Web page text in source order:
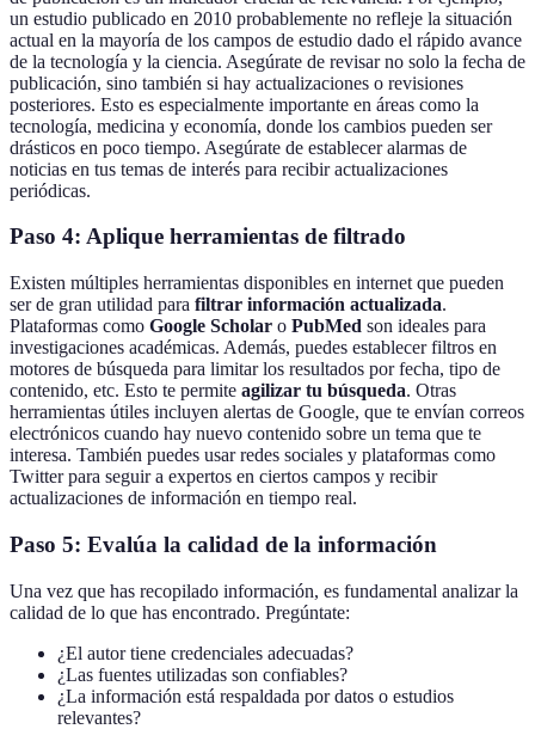
un estudio publicado en 2010 probablemente no refleje la situación
actual en la mayoría de los campos de estudio dado el rápido avance
de la tecnología y la ciencia. Asegúrate de revisar no solo la fecha de
publicación, sino también si hay actualizaciones o revisiones
posteriores. Esto es especialmente importante en áreas como la
tecnología, medicina y economía, donde los cambios pueden ser
drásticos en poco tiempo. Asegúrate de establecer alarmas de
noticias en tus temas de interés para recibir actualizaciones
periódicas.
Paso 4: Aplique herramientas de filtrado
Existen múltiples herramientas disponibles en internet que pueden
ser de gran utilidad para filtrar información actualizada.
Plataformas como Google Scholar o PubMed son ideales para
investigaciones académicas. Además, puedes establecer filtros en
motores de búsqueda para limitar los resultados por fecha, tipo de
contenido, etc. Esto te permite agilizar tu búsqueda. Otras
herramientas útiles incluyen alertas de Google, que te envían correos
electrónicos cuando hay nuevo contenido sobre un tema que te
interesa. También puedes usar redes sociales y plataformas como
Twitter para seguir a expertos en ciertos campos y recibir
actualizaciones de información en tiempo real.
Paso 5: Evalúa la calidad de la información
Una vez que has recopilado información, es fundamental analizar la
calidad de lo que has encontrado. Pregúntate:
¿El autor tiene credenciales adecuadas?
¿Las fuentes utilizadas son confiables?
¿La información está respaldada por datos o estudios
relevantes?